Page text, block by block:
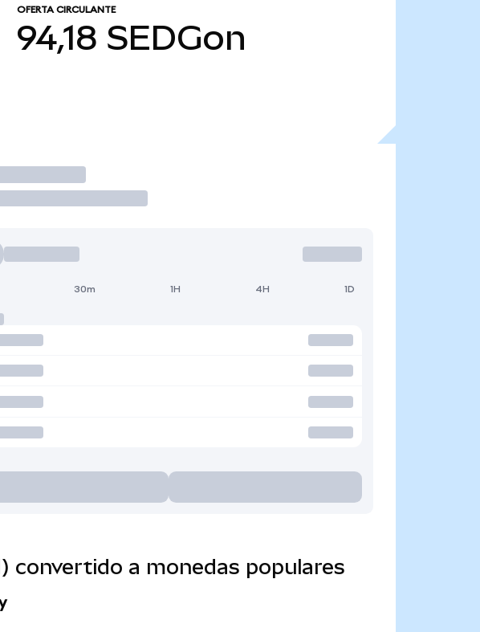
OFERTA CIRCULANTE
94,18 SEDGon
30m 1H 4H 1D
convertido a monedas populares